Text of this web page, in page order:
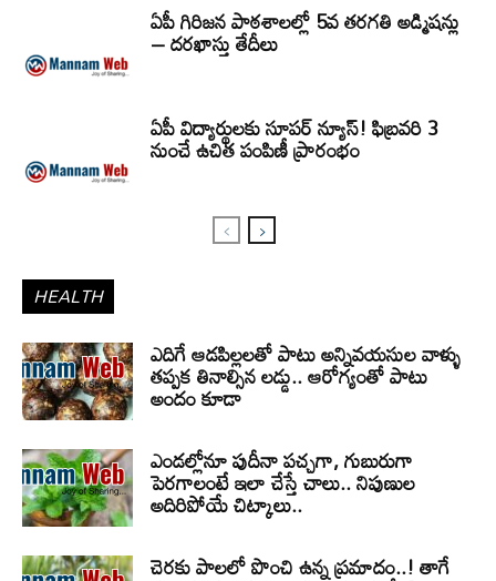
ఏపీ గిరిజన పాఠశాలల్లో 5వ తరగతి అడ్మిషన్లు
– దరఖాస్తు తేదీలు
ఏపీ విద్యార్థులకు సూపర్ న్యూస్! ఫిబ్రవరి 3
నుంచే ఉచిత పంపిణీ ప్రారంభం
HEALTH
ఎదిగే ఆడపిల్లలతో పాటు అన్నివయసుల వాళ్ళు
తప్పక తినాల్సిన లడ్డు.. ఆరోగ్యంతో పాటు
అందం కూడా
ఎండల్లోనూ పుదీనా పచ్చగా, గుబురుగా
పెరగాలంటే ఇలా చేస్తే చాలు.. నిపుణుల
అదిరిపోయే చిట్కాలు..
చెరకు పాలలో పొంచి ఉన్న ప్రమాదం..! తాగే